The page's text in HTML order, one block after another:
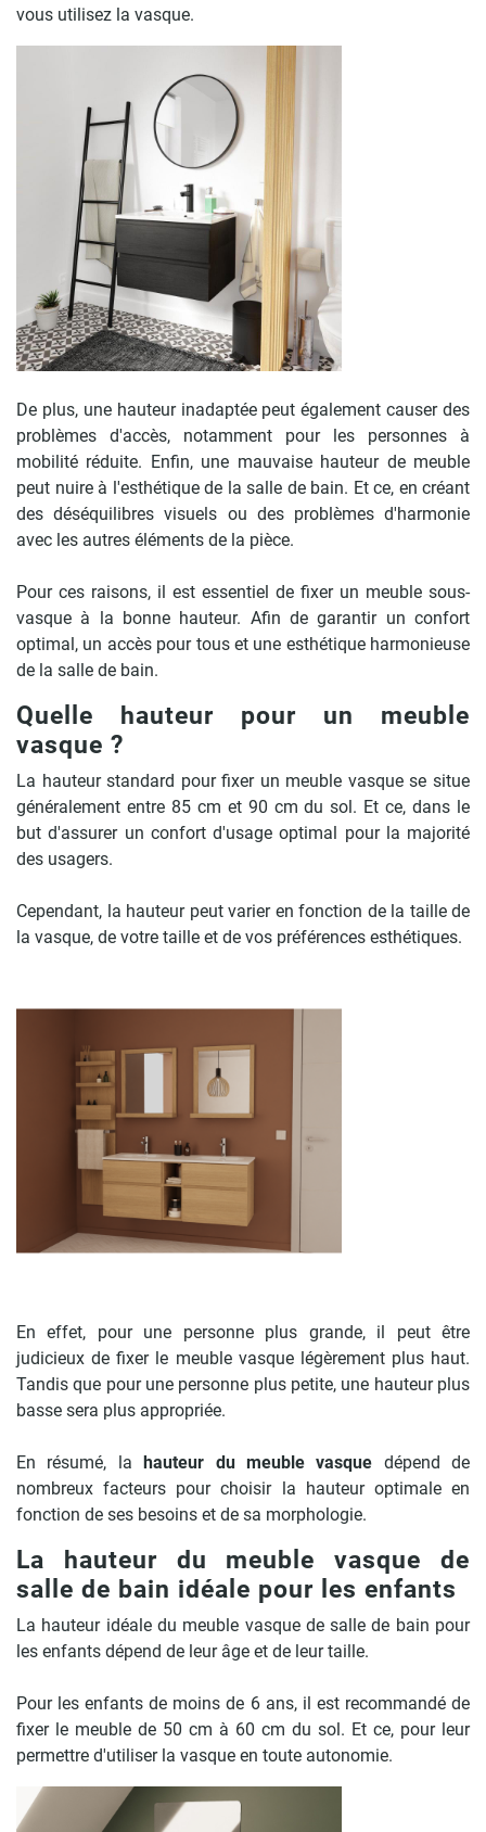
vous utilisez la vasque.
De plus, une hauteur inadaptée peut également causer des
problèmes d'accès, notamment pour les personnes à
mobilité réduite. Enfin, une mauvaise hauteur de meuble
peut nuire à l'esthétique de la salle de bain. Et ce, en créant
des déséquilibres visuels ou des problèmes d'harmonie
avec les autres éléments de la pièce.
Pour ces raisons, il est essentiel de fixer un meuble sous-
vasque à la bonne hauteur. Afin de garantir un confort
optimal, un accès pour tous et une esthétique harmonieuse
de la salle de bain.
Quelle hauteur pour un meuble
vasque ?
La hauteur standard pour fixer un meuble vasque se situe
généralement entre 85 cm et 90 cm du sol. Et ce, dans le
but d'assurer un confort d'usage optimal pour la majorité
des usagers.
Cependant, la hauteur peut varier en fonction de la taille de
la vasque, de votre taille et de vos préférences esthétiques.
En effet, pour une personne plus grande, il peut être
judicieux de fixer le meuble vasque légèrement plus haut.
Tandis que pour une personne plus petite, une hauteur plus
basse sera plus appropriée.
En résumé, lahauteur du meuble vasque dépend de
nombreux facteurs pour choisir la hauteur optimale en
fonction de ses besoins et de sa morphologie.
La hauteur du meuble vasque de
salle de bain idéale pour les enfants
La hauteur idéale du meuble vasque de salle de bain pour
les enfants dépend de leur âge et de leur taille.
Pour les enfants de moins de 6 ans, il est recommandé de
fixer le meuble de 50 cm à 60 cm du sol. Et ce, pour leur
permettre d'utiliser la vasque en toute autonomie.